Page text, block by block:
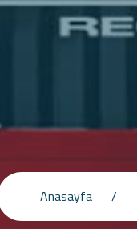
Anasayfa